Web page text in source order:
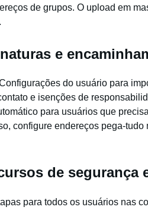
de grupos. O upload em
e
do usuário para
e isenções de
para usuários que
configure endereços pega-
de segurança
para todos os usuários nas